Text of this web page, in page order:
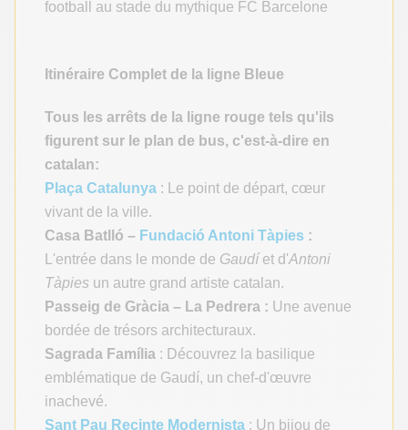
football au stade du mythique FC Barcelone
Itinéraire Complet de la ligne Bleue
Tous les arrêts de la ligne rouge tels qu'ils
figurent sur le plan de bus, c'est-à-dire en
catalan:
Plaça Catalunya : Le point de départ, cœur
vivant de la ville.
Casa Batlló – Fundació Antoni Tàpies :
L'entrée dans le monde de Gaudíet d'Antoni
Tàpies un autre grand artiste catalan.
Passeig de Gràcia – La Pedrera : Une avenue
bordée de trésors architecturaux.
Sagrada Família : Découvrez la basilique
emblématique de Gaudí, un chef-d'œuvre
inachevé.
Sant Pau Recinte Modernista : Un bijou de